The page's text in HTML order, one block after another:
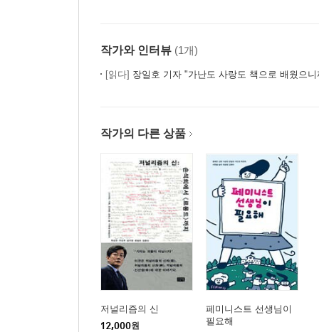
작가와 인터뷰 (1개)
[읽다] 장일호 기자 "가난도 사랑도 책으로 배웠으니
작가의 다른 상품
저널리즘의 신
12,000원
페미니스트 선생님이
필요해